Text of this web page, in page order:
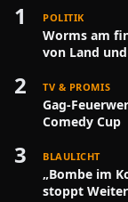
1 POLITIK
Worms am
von Land
2 TV & PROMIS
Gag-
Comedy Cup
3 BLAULICHT
„Bombe im
stoppt